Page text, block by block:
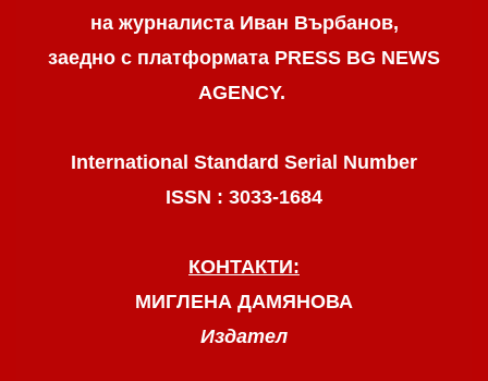
на журналиста Иван Върбанов,
заедно с платформата PRESS BG NEWS
AGENCY.
International Standard Serial Number
ISSN : 3033-1684
КОНТАКТИ:
МИГЛЕНА ДАМЯНОВА
Издател